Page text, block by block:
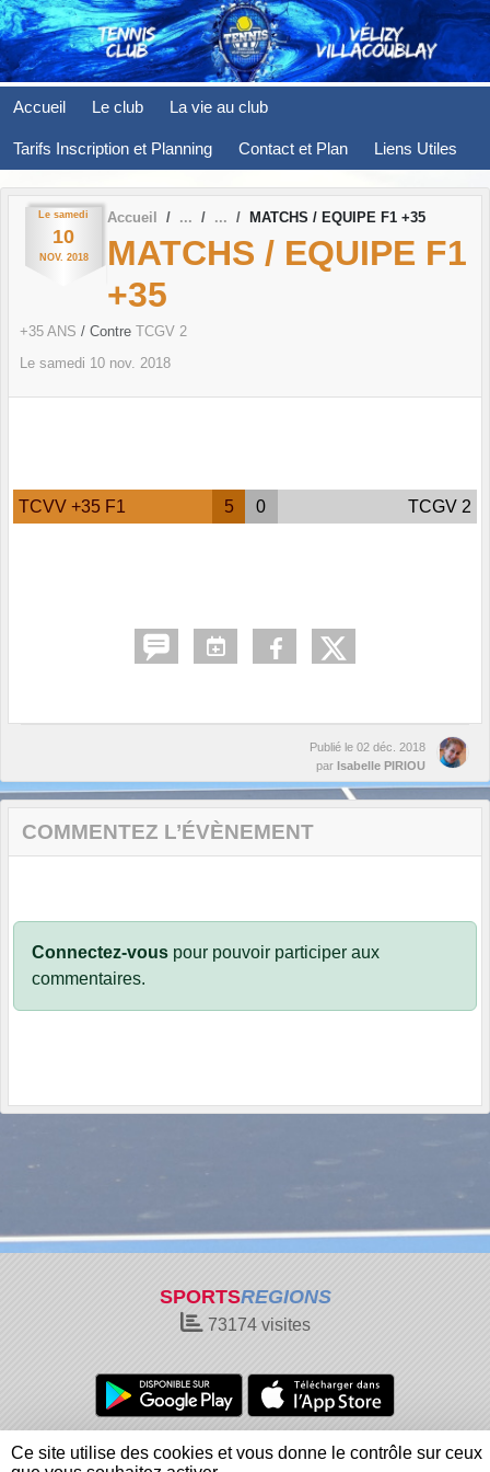
Accueil Le club La vie au club
Tarifs Inscription et Planning Contact et Plan Liens Utiles
Le samedi
10
NOV. 2018
Accueil MATCHS / EQUIPE F1 +35
MATCHS / EQUIPE F1
+35
+35 ANS / Contre TCGV 2
Le samedi 10 nov. 2018
TCVV +35 F1 5 0 TCGV 2
Publié le 02 déc. 2018
par Isabelle PIRIOU
COMMENTEZ L’ÉVÈNEMENT
Connectez-vous pour pouvoir participer aux
commentaires.
SPORTSREGIONS
73174visites
Charte cookies
Gestion des cookies
Panneau de gestion des cookies
Ce site utilise des cookies et vous donne le contrôle sur ceux